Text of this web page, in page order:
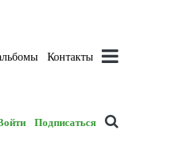
Контакты
Подписаться